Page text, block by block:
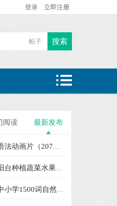
登录 立即注册
帖子 搜索
最新发布
阅读
画片（207集） 学语
植蔬菜水果盆栽绿植
1500词自然拼读+思